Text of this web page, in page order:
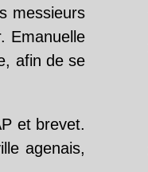
messieurs
Emanuelle
afin de se
et brevet.
agenais,